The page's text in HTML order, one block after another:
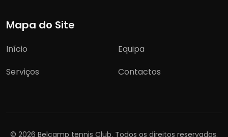
Mapa do Site
Início
Equipa
Serviços
Contactos
© 2026 Belcamp tennis Club. Todos os direitos reservados.